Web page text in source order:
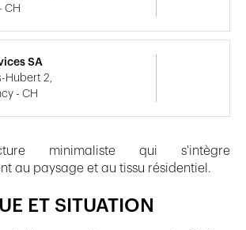
minimaliste qui s'intègre
au paysage et au tissu résidentiel.
ET SITUATION
CH
SA
Hubert 2,
- CH